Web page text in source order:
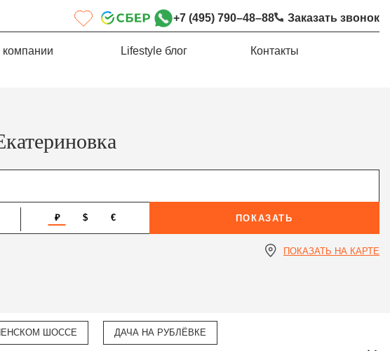
+7 (495) 790–48–88 Заказать звонок
Lifestyle блог Контакты
₽ $ € ПОКАЗАТЬ
ПОКАЗАТЬ НА КАРТЕ
ШОССЕ ДАЧА НА РУБЛЁВКЕ